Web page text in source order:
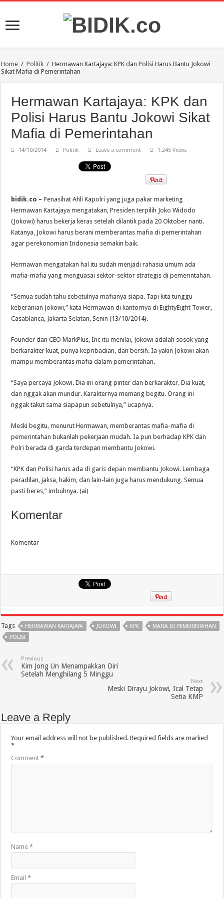
Home / Politik / Hermawan Kartajaya: KPK dan Polisi Harus Bantu Jokowi
Sikat Mafia di Pemerintahan
Hermawan Kartajaya: KPK dan
Polisi Harus Bantu Jokowi Sikat
Mafia di Pemerintahan
14/10/2014 Politik Leave a comment 1,245 Views
bidik.co – Penasihat Ahli Kapolri yang juga pakar marketing
Hermawan Kartajaya mengatakan, Presiden terpilih Joko Widodo
(Jokowi) harus bekerja keras setelah dilantik pada 20 Oktober nanti.
Katanya, Jokowi harus berani memberantas mafia di pemerintahan
agar perekonomian Indonesia semakin baik.
Hermawan mengatakan hal itu sudah menjadi rahasia umum ada
mafia-mafia yang menguasai sektor-sektor strategis di pemerintahan.
“Semua sudah tahu sebetulnya mafianya siapa. Tapi kita tunggu
keberanian Jokowi,” kata Hermawan di kantornya di EightyEight Tower,
Casablanca, Jakarta Selatan, Senin (13/10/2014).
Founder dan CEO MarkPlus, Inc itu menilai, Jokowi adalah sosok yang
berkarakter kuat, punya kepribadian, dan bersih. Ia yakin Jokowi akan
mampu memberantas mafia dalam pemerintahan.
“Saya percaya Jokowi. Dia ini orang pinter dan berkarakter. Dia kuat,
dan nggak akan mundur. Karakternya memang begitu. Orang ini
nggak takut sama siapapun sebetulnya,” ucapnya.
Meski begitu, menurut Hermawan, memberantas mafia-mafia di
pemerintahan bukanlah pekerjaan mudah. Ia pun berhadap KPK dan
Polri berada di garda terdepan membantu Jokowi.
“KPK dan Polisi harus ada di garis depan membantu Jokowi. Lembaga
peradilan, jaksa, hakim, dan lain-lain juga harus mendukung. Semua
pasti beres,” imbuhnya. (ai)
Komentar
Komentar
Tags HERMAWAN KARTAJAYA JOKOWI KPK
MAFIA DI PEMERINTAHAN
POLISI
Previous
Kim Jong Un Menampakkan Diri
Setelah Menghilang 5 Minggu
Next
Meski Dirayu Jokowi, Ical Tetap
Setia KMP
Leave a Reply
Your email address will not be published. Required fields are marked
*
Comment*
Name*
Email*